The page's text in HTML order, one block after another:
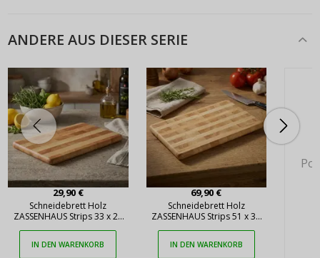
ANDERE AUS DIESER SERIE
29,90 €
Schneidebrett Holz
ZASSENHAUS Strips 33 x 21
IN DEN WARENKORB
69,90 €
Schneidebrett Holz
ZASSENHAUS Strips 51 x 35
IN DEN WARENKORB